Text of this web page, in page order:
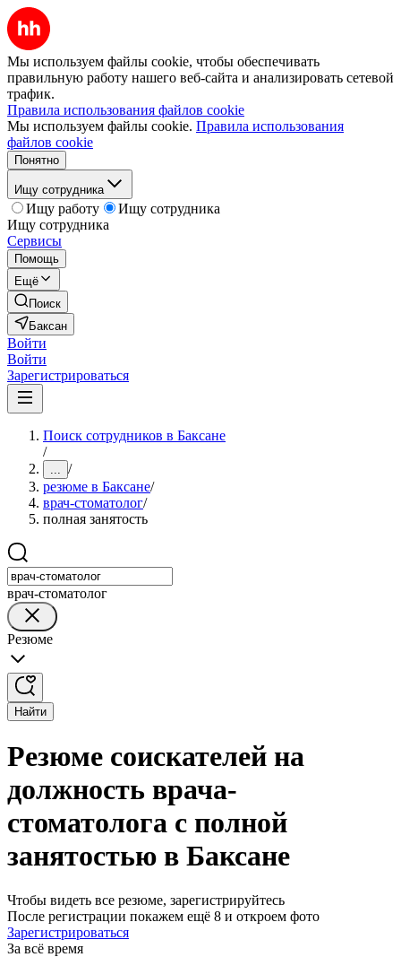
Мы используем файлы cookie, чтобы обеспечивать
правильную работу нашего веб-сайта и анализировать сетевой
трафик.
Правила использования файлов cookie
Мы используем файлы cookie. Правила использования
файлов cookie
Понятно
Ищу сотрудника
Ищу работу
Ищу сотрудника
Ищу сотрудника
Сервисы
Помощь
Ещё
Поиск
Баксан
Войти
Войти
Зарегистрироваться
Поиск сотрудников в Баксане
/
... /
резюме в Баксане/
врач-стоматолог/
полная занятость
врач-стоматолог
Резюме
Найти
Резюме соискателей на
должность врача-
стоматолога с полной
занятостью в Баксане
Чтобы видеть все резюме, зарегистрируйтесь
После регистрации покажем ещё 8 и откроем фото
Зарегистрироваться
За всё время